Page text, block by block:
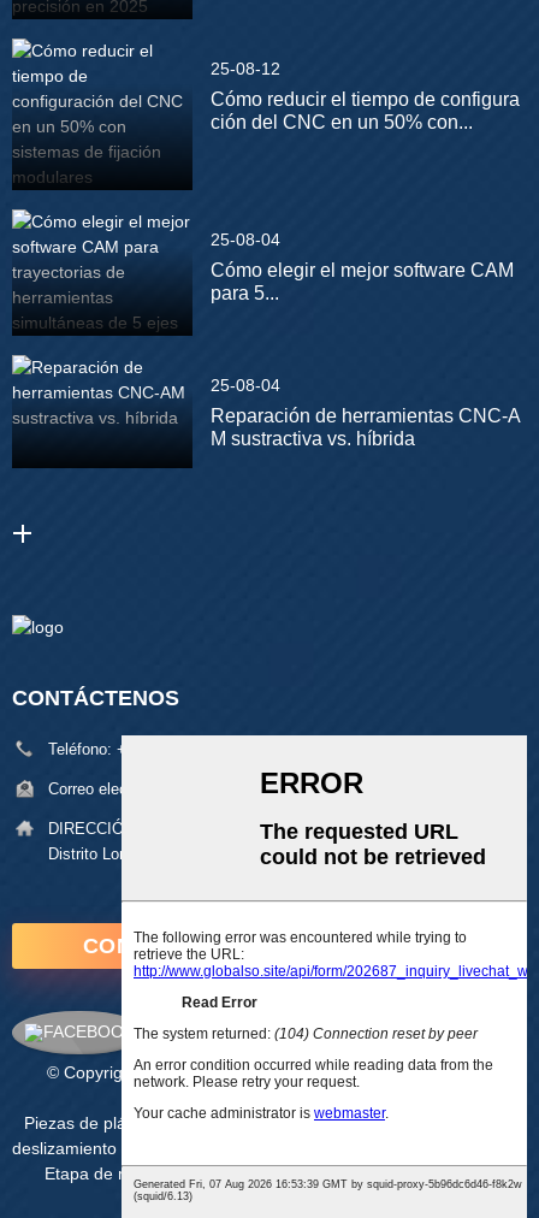
25-08-12
Cómo reducir el tiempo de configura
ción del CNC en un 50% con...
25-08-04
Cómo elegir el mejor software CAM
para 5...
25-08-04
Reparación de herramientas CNC-A
M sustractiva vs. híbrida
CONTÁCTENOS
Teléfono: +86 18929329313
Correo electrónico: alan@pftworld.com
DIRECCIÓN:
Edificio 49, Parque Industrial Fumin, Aldea Pinghu,
Distrito Longgang, Shenzhen, Código Postal: 518111
CONSULTE AHORA
© Copyright - 2010-2025 : Todos los derechos reservados.
Piezas de plástico CNC,Piezas de mecanizado CNC
deslizamiento lineal
Etapa de movimiento de riel guía lineal de tornillo de bolas